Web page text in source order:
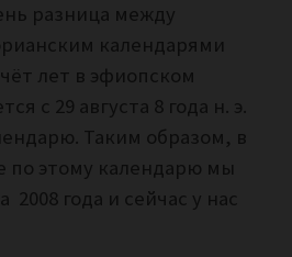
разница между
календарями
лет в эфиопском
с 29 августа 8 года н. э.
Таким образом, в
по этому календарю мы
2008 года и сейчас у нас